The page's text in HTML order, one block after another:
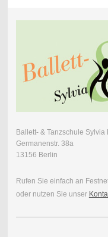
Ballett- & Tanzschule Sylvia
Germanenstr. 38a
13156 Berlin
Rufen Sie einfach an
oder nutzen Sie unser